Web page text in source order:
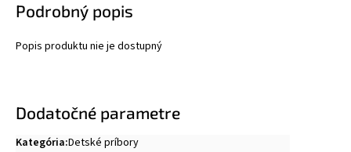
Podrobný popis
Popis produktu nie je dostupný
Dodatočné parametre
Kategória:Detské príbory